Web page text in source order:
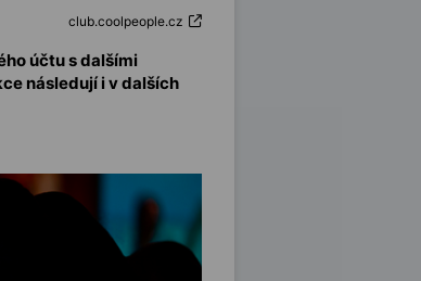
club.coolpeople.cz
účtu s dalšími
následují i v dalších